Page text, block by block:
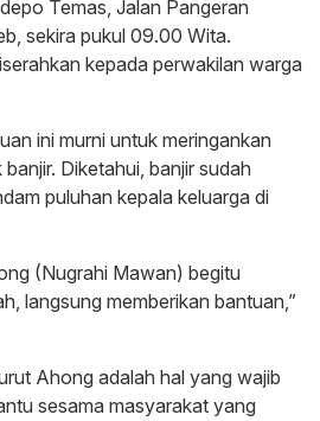
Temas, Jalan Pangeran
sekira pukul 09.00 Wita.
kepada perwakilan warga
ini murni untuk meringankan
Diketahui, banjir sudah
puluhan kepala keluarga di
(Nugrahi Mawan) begitu
langsung memberikan bantuan,”
Ahong adalah hal yang wajib
sesama masyarakat yang